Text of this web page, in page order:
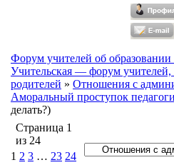
Форум учителей об
Учительская — форум учителей,
родителей » Отношения с
Аморальный проступок
делать?)
Страница 1
из 24
1 2 3 … 23 24